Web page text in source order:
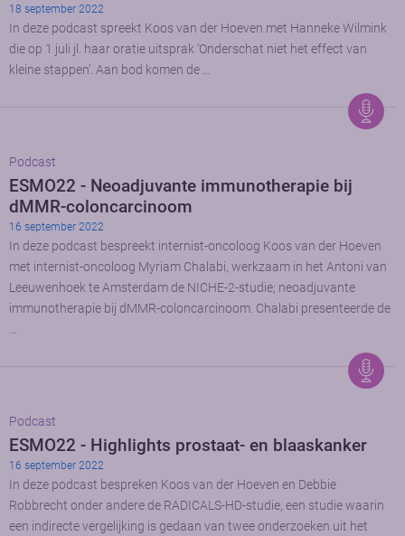
18 september 2022
In deze podcast spreekt Koos van der Hoeven met Hanneke Wilmink
die op 1 juli jl. haar oratie uitsprak ‘Onderschat niet het effect van
kleine stappen’. Aan bod komen de …
Podcast
ESMO22 - Neoadjuvante immunotherapie bij
dMMR-coloncarcinoom
16 september 2022
In deze podcast bespreekt internist-oncoloog Koos van der Hoeven
met internist-oncoloog Myriam Chalabi, werkzaam in het Antoni van
Leeuwenhoek te Amsterdam de NICHE-2-studie; neoadjuvante
immunotherapie bij dMMR-coloncarcinoom. Chalabi presenteerde de
…
Podcast
ESMO22 - Highlights prostaat- en blaaskanker
16 september 2022
In deze podcast bespreken Koos van der Hoeven en Debbie
Robbrecht onder andere de RADICALS-HD-studie, een studie waarin
een indirecte vergelijking is gedaan van twee onderzoeken uit het